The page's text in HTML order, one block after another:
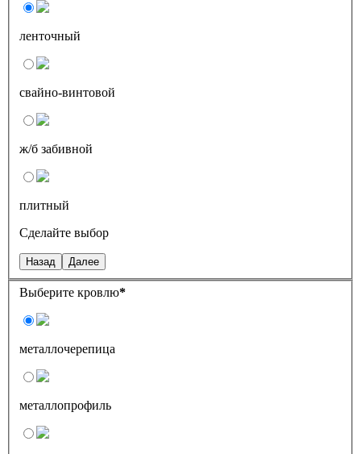
ленточный
свайно-винтовой
ж/б забивной
плитный
Сделайте выбор
Назад Далее
Выберите кровлю*
металлочерепица
металлопрофиль